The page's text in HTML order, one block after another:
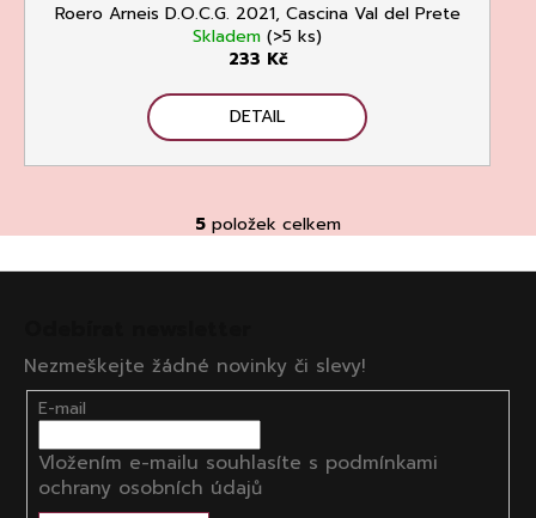
Roero Arneis D.O.C.G. 2021, Cascina Val del Prete
Skladem (>5 ks)
233 Kč
DETAIL
O
v
a
c
p
r
5 položek celkem
Z
Nezmeškejte žádné novinky či slevy!
E-mail
Vložením e-mailu souhlasíte s podmínkami
ochrany osobních údajů